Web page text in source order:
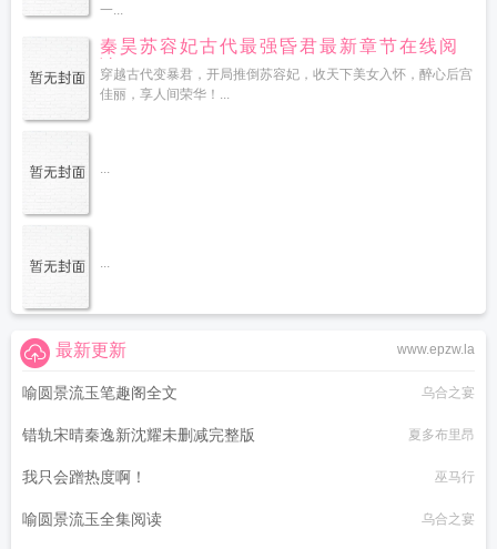
一...
秦昊苏容妃古代最强昏君最新章节在线阅
读
穿越古代变暴君，开局推倒苏容妃，收天下美女入怀，醉心后宫
佳丽，享人间荣华！...
...
...
www.epzw.la
最新更新
喻圆景流玉笔趣阁全文 乌合之宴
错轨宋晴秦逸新沈耀未删减完整版 夏多布里昂
我只会蹭热度啊！ 巫马行
喻圆景流玉全集阅读 乌合之宴